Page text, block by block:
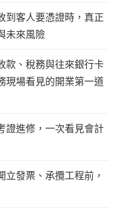
到客人要憑證時，真正
未來風險
款、稅務與往來銀行卡
現場看見的開業第一道
證進修，一次看見會計
發票、承攬工程前，